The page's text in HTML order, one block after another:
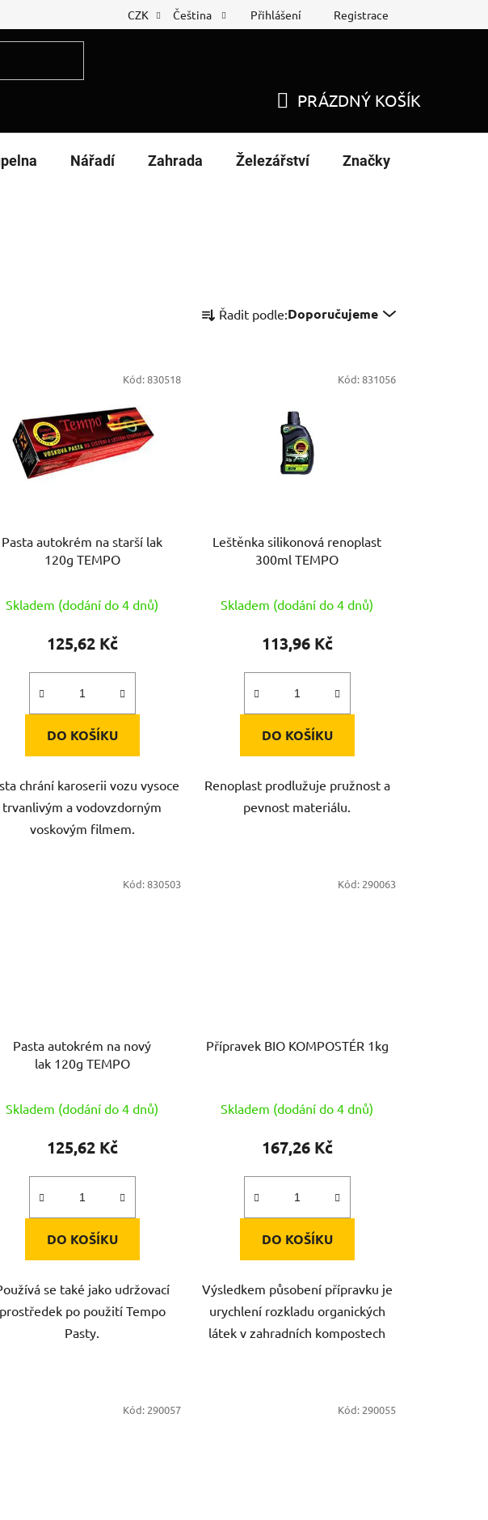
Reklamační list Nákup na splátky
CZK Čeština Přihlášení Registrace
KOŠÍK
PRÁZDNÝ KOŠÍK
Nářadí Zahrada Železářství Značky
a Řadit podle:Doporučujeme
Pasta autokrém na starší lak
120g TEMPO
Skladem (dodání do 4 dnů)
125,62 Kč
DO KOŠÍKU
chrání karoserii vozu vysoce
trvanlivým a vodovzdorným
voskovým filmem.
Kód:830518
Leštěnka silikonová renoplast
300ml TEMPO
Skladem (dodání do 4 dnů)
113,96 Kč
DO KOŠÍKU
Renoplast prodlužuje pružnost a
pevnost materiálu.
Kód:831056
Pasta autokrém na nový
lak 120g TEMPO
Skladem (dodání do 4 dnů)
125,62 Kč
DO KOŠÍKU
se také jako udržovací
prostředek po použití Tempo
Pasty.
Kód:830503
Přípravek BIO KOMPOSTÉR 1kg
Skladem (dodání do 4 dnů)
167,26 Kč
DO KOŠÍKU
Výsledkem působení přípravku je
urychlení rozkladu organických
látek v zahradních kompostech
Kód: 290063
Kód: 290057 Kód: 290055